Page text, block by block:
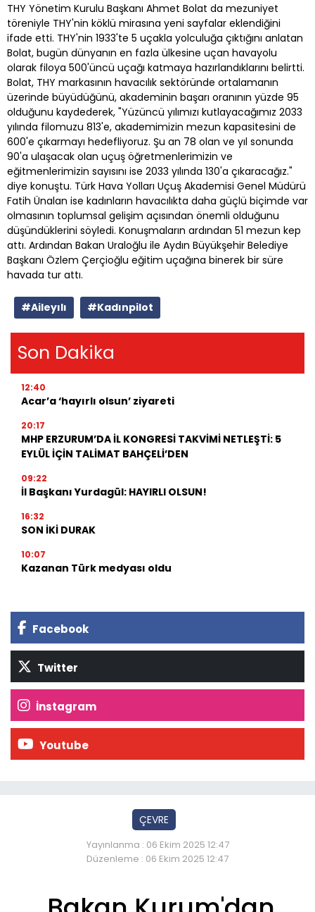
THY Yönetim Kurulu Başkanı Ahmet Bolat da mezuniyet
töreniyle THY'nin köklü mirasına yeni sayfalar eklendiğini
ifade etti. THY'nin 1933'te 5 uçakla yolculuğa çıktığını anlatan
Bolat, bugün dünyanın en fazla ülkesine uçan havayolu
olarak filoya 500'üncü uçağı katmaya hazırlandıklarını belirtti.
Bolat, THY markasının havacılık sektöründe ortalamanın
üzerinde büyüdüğünü, akademinin başarı oranının yüzde 95
olduğunu kaydederek, "Yüzüncü yılımızı kutlayacağımız 2033
yılında filomuzu 813'e, akademimizin mezun kapasitesini de
600'e çıkarmayı hedefliyoruz. Şu an 78 olan ve yıl sonunda
90'a ulaşacak olan uçuş öğretmenlerimizin ve
eğitmenlerimizin sayısını ise 2033 yılında 130'a çıkaracağız."
diye konuştu. Türk Hava Yolları Uçuş Akademisi Genel Müdürü
Fatih Ünalan ise kadınların havacılıkta daha güçlü biçimde var
olmasının toplumsal gelişim açısından önemli olduğunu
düşündüklerini söyledi. Konuşmaların ardından 51 mezun kep
attı. Ardından Bakan Uraloğlu ile Aydın Büyükşehir Belediye
Başkanı Özlem Çerçioğlu eğitim uçağına binerek bir süre
havada tur attı.
#Aileyılı #Kadınpilot
Son Dakika
12:40
Acar’a ‘hayırlı olsun’ ziyareti
20:17
MHP ERZURUM’DA İL KONGRESİ TAKVİMİ NETLEŞTİ: 5
EYLÜL İÇİN TALİMAT BAHÇELİ’DEN
09:22
İl Başkanı Yurdagül: HAYIRLI OLSUN!
16:32
SON İKİ DURAK
10:07
Kazanan Türk medyası oldu
Facebook
Twitter
İnstagram
Youtube
ÇEVRE
Yayınlanma : 06 Ekim 2025 12:47
Düzenleme : 06 Ekim 2025 12:47